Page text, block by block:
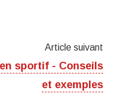
Article suivant
sportif - Conseils
et exemples